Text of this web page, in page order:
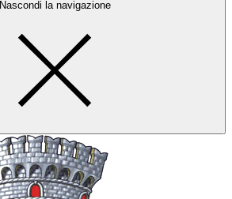
Nascondi la navigazione